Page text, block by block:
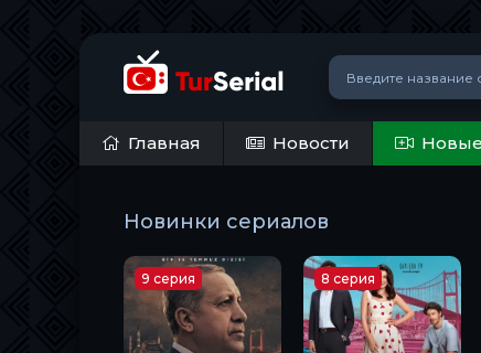
Главная Новости
Новинки сериалов
9 серия 8 серия